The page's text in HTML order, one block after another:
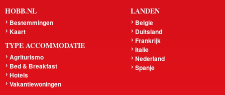
HOBB.NL
Bestemmingen
Kaart
TYPE ACCOMMODATIE
Agriturismo
Bed & Breakfast
Hotels
Vakantiewoningen
LANDEN
Belgie
Duitsland
Frankrijk
Italie
Nederland
Spanje